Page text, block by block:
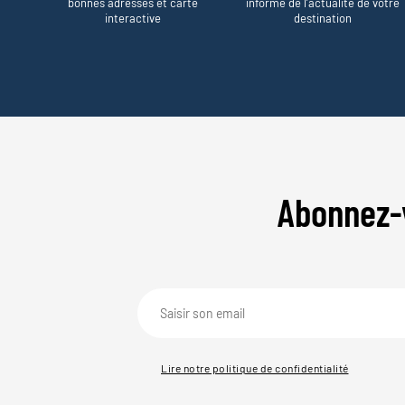
interactive
destination
Lire notre politique de confidentialité